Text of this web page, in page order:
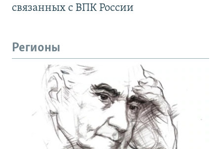
связанных с ВПК России
Регионы